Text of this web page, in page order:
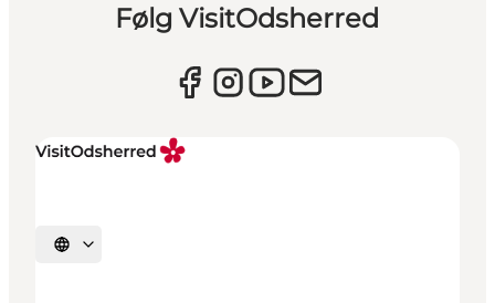
Følg VisitOdsherred
Vælg sprog